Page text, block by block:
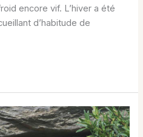
encore vif. L’hiver a été
d’habitude de